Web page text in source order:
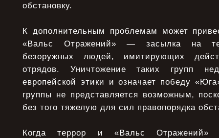
обстановку.
К дополнительным проблемам может
«Вальс Отражений» — засылка на
безоружных людей, имитирующих
отрядов. Уничтожение таких групп
европейской этики и означает победу
группы не представляется возможным,
без того тяжелую для сил правопорядка
Когда террор и «Вальс Отражений»